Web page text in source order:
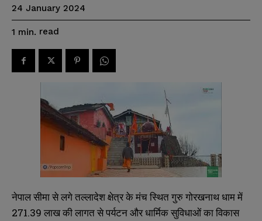
24 January 2024
1 min. read
नेपाल सीमा से लगे तल्लादेश क्षेत्र के मंच स्थित गुरु गोरखनाथ धाम में
271.39 लाख की लागत से पर्यटन और धार्मिक सुविधाओं का विकास